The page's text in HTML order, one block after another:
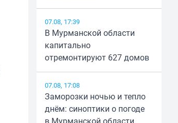
07.08, 17:39
В Мурманской области
капитально
отремонтируют 627 домов
07.08, 17:08
Заморозки ночью и тепло
днём: синоптики о погоде